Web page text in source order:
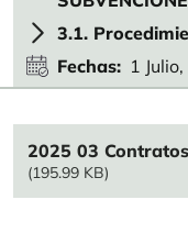
3.1.
Fechas
1
File
2025 03
(195.99 KB)